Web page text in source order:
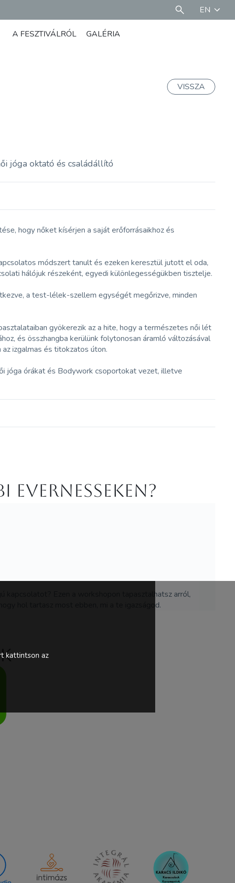
EN
A FESZTIVÁLRÓL GALÉRIA
VISSZA
jóga oktató és családállító
hogy nőket kísérjen a saját erőforrásaikhoz és
módszert tanult és ezeken keresztül jutott el oda,
hálójuk részeként, egyedi különlegességükben tisztelje.
a test-lélek-szellem egységét megőrizve, minden
gyökerezik az a hite, hogy a természetes női lét
és összhangba kerülünk folytonosan áramló változásával
izgalmas és titokzatos úton.
jóga órákat és Bodywork csoportokat vezet, illetve
kapcsolatot? Ezen a workshopon tapasztalhatsz arról,
hol tartasz most ebben, mi a te igazságod.
kattintson az